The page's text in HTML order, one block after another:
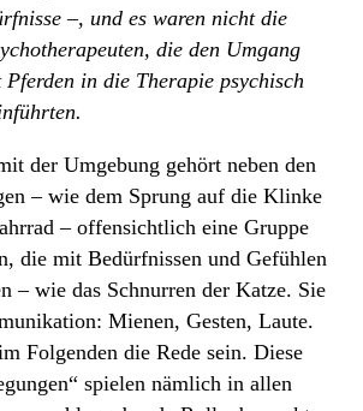
–, und es waren nicht die
die den Umgang
in die Therapie psychisch
der Umgebung gehört neben den
– wie dem Sprung auf die Klinke
– offensichtlich eine Gruppe
die mit Bedürfnissen und Gefühlen
– wie das Schnurren der Katze. Sie
Mienen, Gesten, Laute.
Folgenden die Rede sein. Diese
spielen nämlich in allen